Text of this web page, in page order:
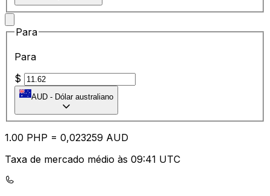
Para
Para
$
AUD - Dólar australiano
1.00 PHP = 0,023259 AUD
Taxa de mercado médio às 09:41 UTC